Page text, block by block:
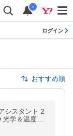
i
ログイン
おすすめ順
シスタント 2
学＆温度セ
検知 睡眠検